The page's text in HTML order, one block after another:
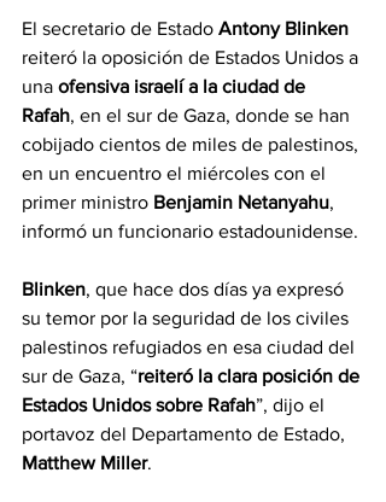
El secretario de Estado Antony Blinken
reiteró la oposición de Estados Unidos a
una ofensiva israelí a la ciudad de
Rafah, en el sur de Gaza, donde se han
cobijado cientos de miles de palestinos,
en un encuentro el miércoles con el
primer ministro Benjamin Netanyahu,
informó un funcionario estadounidense.
Blinken, que hace dos días ya expresó
su temor por la seguridad de los civiles
palestinos refugiados en esa ciudad del
sur de Gaza, “reiteró la clara posición de
Estados Unidos sobre Rafah”, dijo el
portavoz del Departamento de Estado,
Matthew Miller.